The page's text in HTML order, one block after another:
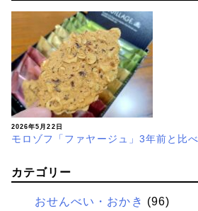
2026年5月22日
モロゾフ「ファヤージュ」3年前と比
カテゴリー
おせんべい・おかき (96)